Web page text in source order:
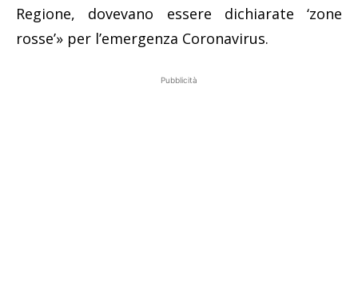
Regione, dovevano essere dichiarate ‘zone
rosse’» per l’emergenza Coronavirus.
Pubblicità